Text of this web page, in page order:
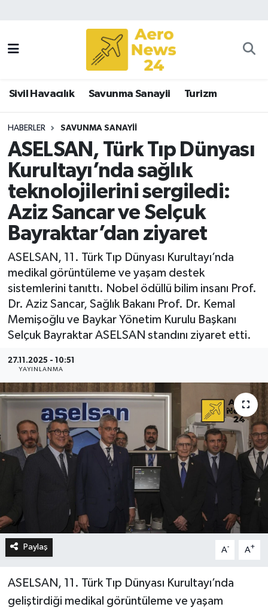
Sivil Havacılık Savunma Sanayii Turizm
HABERLER SAVUNMA SANAYII
ASELSAN, Türk Tıp Dünyası
Kurultayı’nda sağlık
teknolojilerini sergiledi:
Aziz Sancar ve Selçuk
Bayraktar’dan ziyaret
ASELSAN, 11. Türk Tıp Dünyası Kurultayı’nda
medikal görüntüleme ve yaşam destek
sistemlerini tanıttı. Nobel ödüllü bilim insanı Prof.
Dr. Aziz Sancar, Sağlık Bakanı Prof. Dr. Kemal
Memişoğlu ve Baykar Yönetim Kurulu Başkanı
Selçuk Bayraktar ASELSAN standını ziyaret etti.
27.11.2025 - 10:51
YAYINLANMA
Paylaş A- A+
ASELSAN, 11. Türk Tıp Dünyası Kurultayı’nda
geliştirdiği medikal görüntüleme ve yaşam